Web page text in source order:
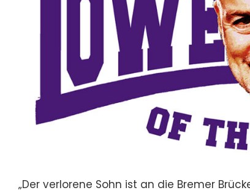
„Der verlorene Sohn ist an die Bremer